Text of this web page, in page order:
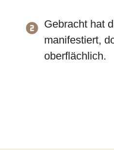
Gebracht hat
manifestiert,
oberflächlich.